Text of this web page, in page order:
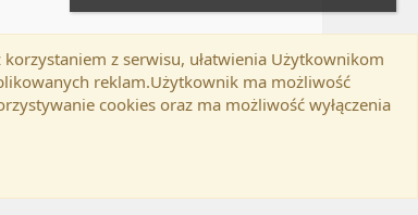
prywatności Pomoc TwitterKontakt
RSS
z serwisu, ułatwienia Użytkownikom
reklam.Użytkownik ma możliwość
cookies oraz ma możliwość wyłączenia